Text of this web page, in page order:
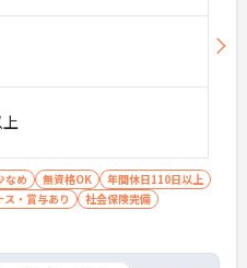
なめ 無資格OK
年間休日110日以上
ス・賞与あり
社会保険完備